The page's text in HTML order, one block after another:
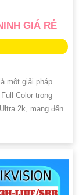
GIÁ RẺ
một giải pháp
Color trong
2k, mang đến